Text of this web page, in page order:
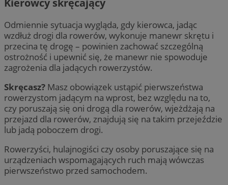
Odmiennie sytuacja wygląda, gdy kierowca, jadąc
wzdłuż drogi dla rowerów, wykonuje manewr skrętu i
przecina tę drogę – powinien zachować szczególną
ostrożność i upewnić się, że manewr nie spowoduje
zagrożenia dla jadących rowerzystów.
Skręcasz? Masz obowiązek ustąpić pierwszeństwa
rowerzystom jadącym na wprost, bez względu na to,
czy poruszają się oni drogą dla rowerów, wjeżdżają na
przejazd dla rowerów, znajdują się na takim przejeździe
lub jadą poboczem drogi.
Rowerzyści, hulajnogiści czy osoby poruszające się na
urządzeniach wspomagających ruch mają wówczas
pierwszeństwo przed samochodem.